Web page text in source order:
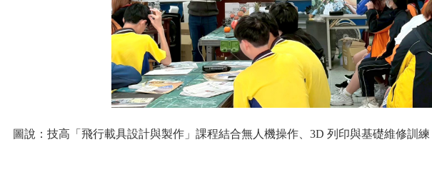
圖說：技高「飛行載具設計與製作」課程結合無人機操作、3D 列印與基礎維修訓練